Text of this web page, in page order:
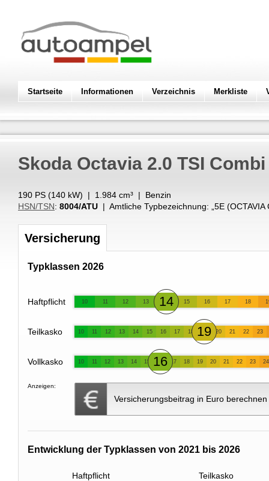
Startseite Informationen Verzeichnis Merkliste
Skoda Octavia 2.0 TSI
190 PS (140 kW) | 1.984 cm³ | Benzin
HSN/TSN: 8004/ATU | Amtliche Typbezeichnung: „ 5E (OCTAVIA
Versicherung
Typklassen 2026
Haftpflicht 10 11 12 13 14 15 16 17 18
Teilkasko 10 11 12 13 14 15 16 17 18 19 20 21 22 23
Vollkasko 10 11 12 13 14 15 16 17 18 19 20 21 22 23 24
Anzeigen:
Versicherungsbeitrag in Euro berechnen
Entwicklung der Typklassen von 2021 bis 2026
Haftpflicht Teilkasko